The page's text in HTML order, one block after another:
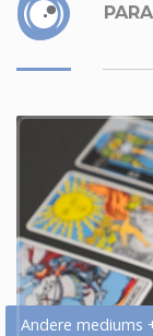
Andere mediums